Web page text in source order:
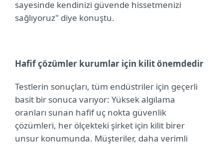
sayesinde kendinizi güvende hissetmenizi
sağlıyoruz" diye konuştu.
Hafif çözümler kurumlar için kilit önemdedir
Testlerin sonuçları, tüm endüstriler için geçerli
basit bir sonuca varıyor: Yüksek algılama
oranları sunan hafif uç nokta güvenlik
çözümleri, her ölçekteki şirket için kilit birer
unsur konumunda. Müşteriler, daha verimli